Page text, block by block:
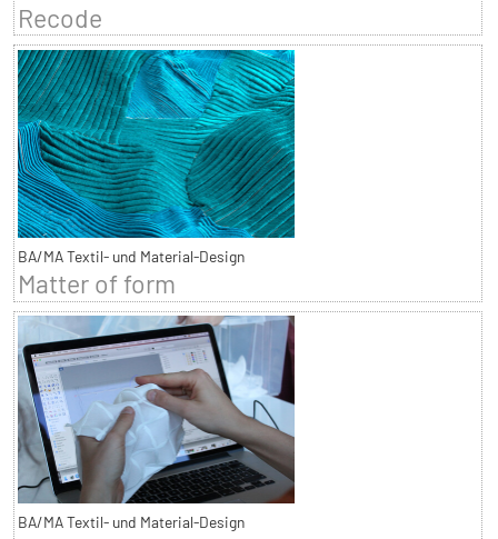
Recode
BA/MA Textil- und Material-Design
Matter of form
BA/MA Textil- und Material-Design